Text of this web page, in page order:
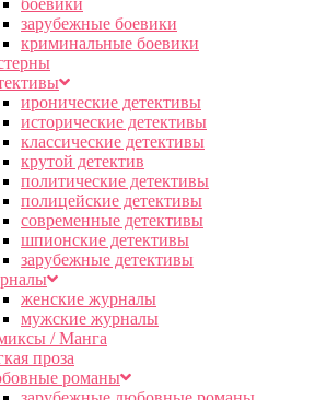
боевики
зарубежные боевики
криминальные боевики
иронические детективы
исторические детективы
классические детективы
крутой детектив
политические детективы
полицейские детективы
современные детективы
шпионские детективы
зарубежные детективы
женские журналы
мужские журналы
/ Манга
проза
романы